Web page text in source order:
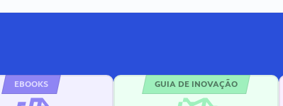
EBOOKS GUIA DE INOVAÇÃO